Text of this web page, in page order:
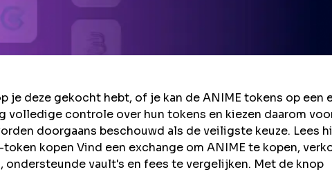
je deze gekocht hebt, of je kan de ANIME tokens op een
volledige controle over hun tokens en kiezen daarom
doorgaans beschouwd als de veiligste keuze. Lees
kopen Vind een exchange om ANIME te kopen,
vault's en fees te vergelijken. Met de knop